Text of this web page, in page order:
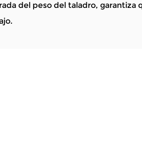
del peso del taladro, garantiza